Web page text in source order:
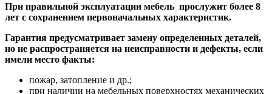
При правильной эксплуатации мебель прослужит более 8
лет с сохранением первоначальных характеристик.
Гарантия предусматривает замену определенных деталей,
но не распространяется на неисправности и дефекты, если
имели место факты:
пожар, затопление и др.;
при наличии на мебельных поверхностях механических